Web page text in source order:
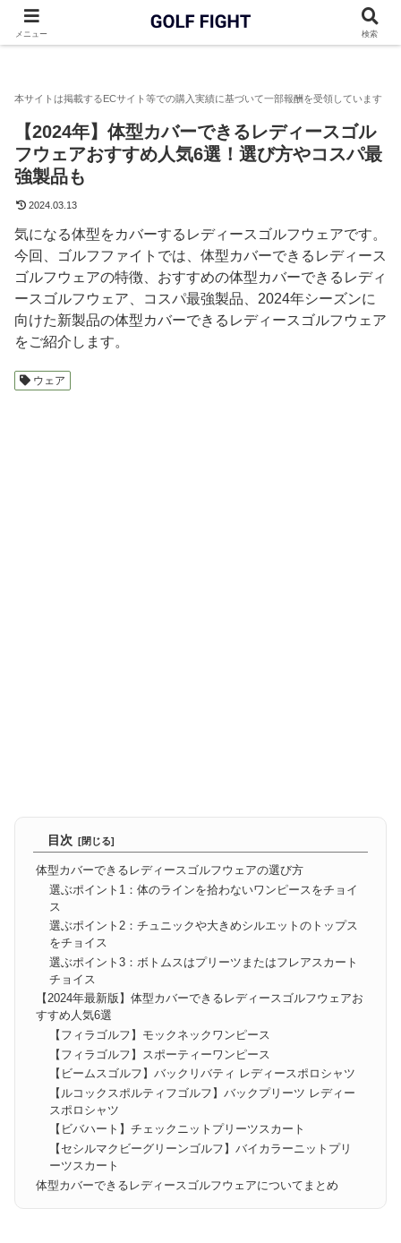
ゴルフウェア 【2024年】体型カバーできるレデ
【2024年】体型カバーできるレディースゴル
フウェアおすすめ人気6選！選び方やコスパ最
強製品も
2024.03.13
気になる体型をカバーするレディースゴルフウェアです。
今回、ゴルフファイトでは、体型カバーできるレディース
ゴルフウェアの特徴、おすすめの体型カバーできるレディ
ースゴルフウェア、コスパ最強製品、2024年シーズンに
向けた新製品の体型カバーできるレディースゴルフウェア
をご紹介します。
ウェア
目次
体型カバーできるレディースゴルフウェアの選び方
選ぶポイント1：体のラインを拾わないワンピースをチョイ
ス
選ぶポイント2：チュニックや大きめシルエットのトップス
をチョイス
選ぶポイント3：ボトムスはプリーツまたはフレアスカート
チョイス
【2024年最新版】体型カバーできるレディースゴルフウェアお
すすめ人気6選
【フィラゴルフ】モックネックワンピース
【フィラゴルフ】スポーティーワンピース
【ビームスゴルフ】バックリバティ レディースポロシャツ
【ルコックスポルティフゴルフ】バックプリーツ レディー
スポロシャツ
【ビバハート】チェックニットプリーツスカート
【セシルマクビーグリーンゴルフ】バイカラーニットプリ
ーツスカート
体型カバーできるレディースゴルフウェアについてまとめ
メニュー 検索